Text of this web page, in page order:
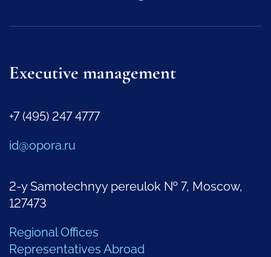
Executive management
+7 (495) 247 4777
id@opora.ru
2-y Samotechnyy pereulok № 7, Moscow,
127473
Regional Offices
Representatives Abroad